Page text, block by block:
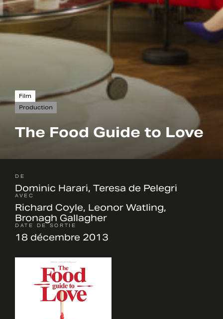
Film
Production
The Food Guide to Love
DE
Dominic Harari, Teresa de Pelegri
AVEC
Richard Coyle, Leonor Watling,
Bronagh Gallagher
DATE DE SORTIE
18 décembre 2013